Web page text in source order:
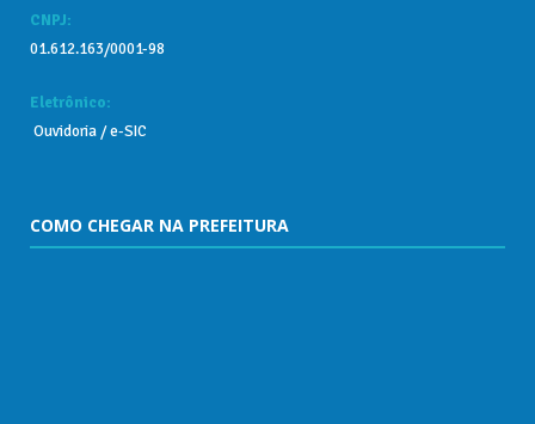
CNPJ:
01.612.163/0001-98
Eletrônico:
Ouvidoria /e-SIC
COMO CHEGAR NA PREFEITURA